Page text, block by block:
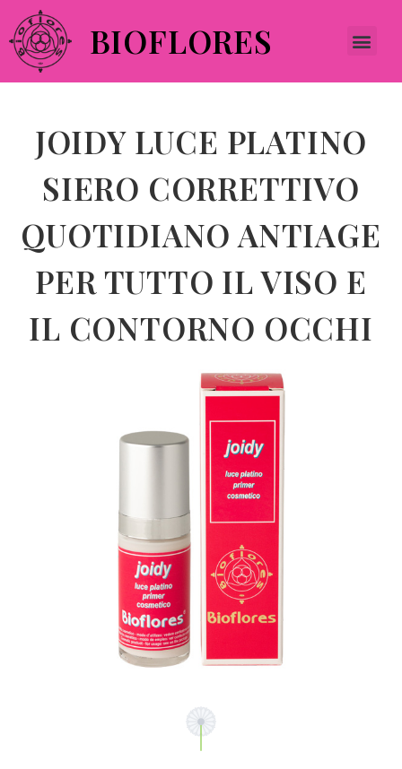
BIOFLORES
JOIDY LUCE PLATINO
SIERO CORRETTIVO
QUOTIDIANO ANTIAGE
PER TUTTO IL VISO E
IL CONTORNO OCCHI